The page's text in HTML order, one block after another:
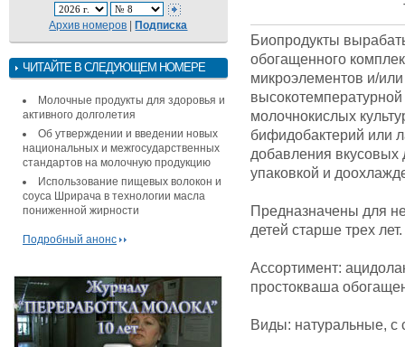
Архив номеров |Подписка
ЧИТАЙТЕ В СЛЕДУЮЩЕМ НОМЕРЕ
Молочные продукты для здоровья и
активного долголетия
Об утверждении и введении новых
национальных и межгосударственных
стандартов на молочную продукцию
Использование пищевых волокон и
соуса Шрирача в технологии масла
пониженной жирности
Подробный анонс
Биопродукты
обогащенного
микроэлементов и/
молочнокислых
бифидобактерий или
добавления
упаковкой и
Предназначены для
детей старше трех лет.
Ассортимент:
простокваша
Виды: натуральные, с